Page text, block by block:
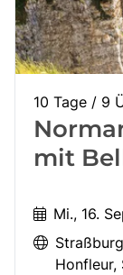
10 Tage / 9
mit
Mi., 16.
Straßburg
Honfleur